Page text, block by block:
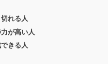
れる人
が高い人
きる人